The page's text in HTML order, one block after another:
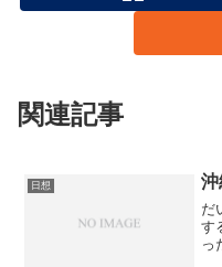
関連記事
日想 沖
だ
す
っ